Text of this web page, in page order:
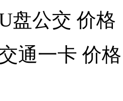
盘公交 价格
通一卡 价